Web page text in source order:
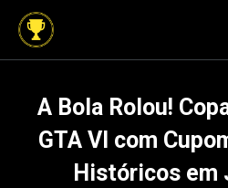
A Bola Rolou!
GTA VI com
Históricos em
HOME
NOTÍCIAS